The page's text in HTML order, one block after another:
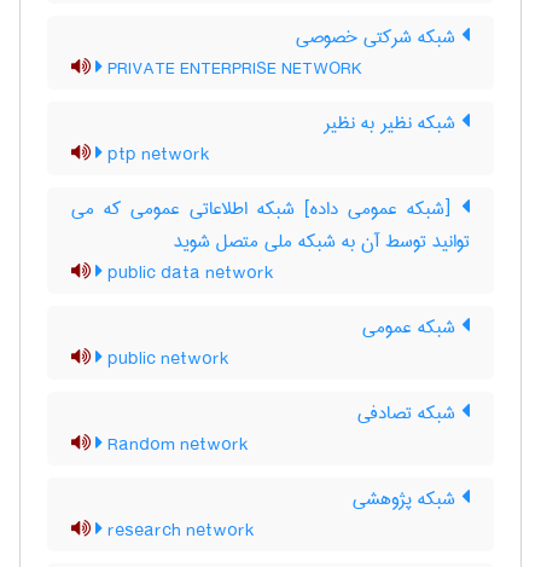
شبکه شرکتی خصوصی
PRIVATE ENTERPRISE NETWORK
شبکه نظیر به نظیر
ptp network
[شبکه عمومی داده] شبکه اطلاعاتی عمومی که می
توانید توسط آن به شبکه ملی متصل شوید
public data network
شبکه عمومی
public network
شبکه تصادفی
Random network
شبکه پژوهشی
research network